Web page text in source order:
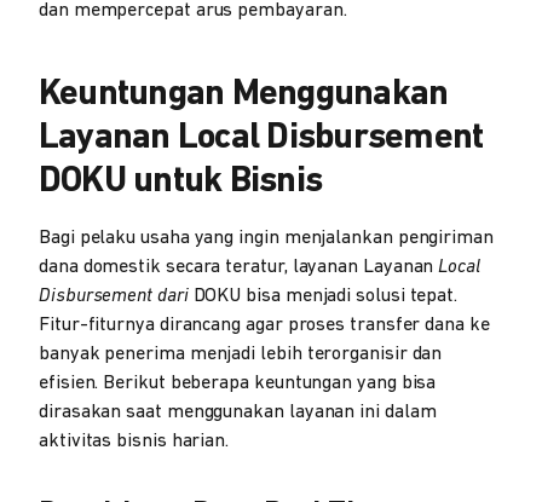
dan mempercepat arus pembayaran.
Keuntungan Menggunakan
Layanan Local Disbursement
DOKU untuk Bisnis
Bagi pelaku usaha yang ingin menjalankan pengiriman
dana domestik secara teratur, layanan LayananLocal
Disbursement dari DOKU bisa menjadi solusi tepat.
Fitur-fiturnya dirancang agar proses transfer dana ke
banyak penerima menjadi lebih terorganisir dan
efisien. Berikut beberapa keuntungan yang bisa
dirasakan saat menggunakan layanan ini dalam
aktivitas bisnis harian.